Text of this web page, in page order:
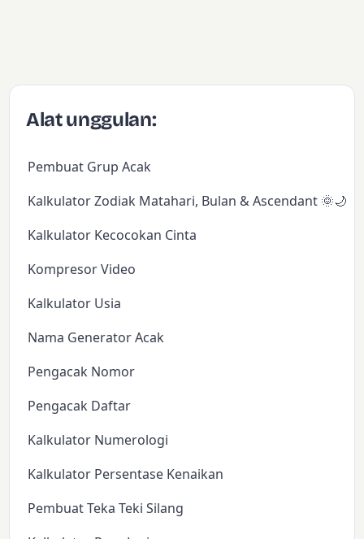
Alat unggulan:
Pembuat Grup Acak
Kalkulator Zodiak Matahari, Bulan & Ascendant 🌞🌙✨
Kalkulator Kecocokan Cinta
Kompresor Video
Kalkulator Usia
Nama Generator Acak
Pengacak Nomor
Pengacak Daftar
Kalkulator Numerologi
Kalkulator Persentase Kenaikan
Pembuat Teka Teki Silang